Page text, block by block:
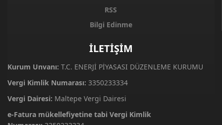
RSS
Bilgi Edinme
İLETİŞİM
Kurum Unvanı: T.C. ENERJİ PİYASASI DÜZENLEME KURUMU
Vergi Kimlik Numarası: 3350233334
Vergi Dairesi: Maltepe Vergi Dairesi
e-Fatura mükellefiyetine tabi Vergi Kimlik